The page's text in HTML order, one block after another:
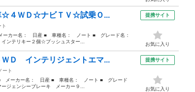
４ＷＤ☆ナビＴＶ☆試乗Ｏ...
ト
カー名： 日産 ■ 車種名： ノート ■ グレード名：
テリキー２個☆プッシュスター...
提携サイト
お気に入り
Ｄ インテリジェントエマ...
ート
メーカー名： 日産 ■ 車種名： ノート ■ グレード
ェンシーブレーキ メーカー９...
提携サイト
お気に入り